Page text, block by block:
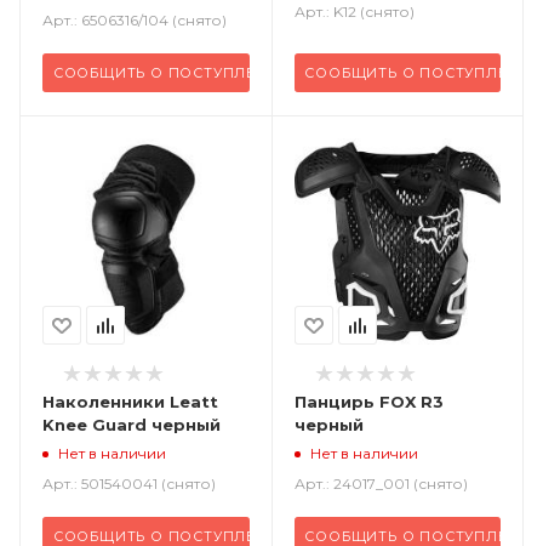
Арт.: 6506316/104 (снято)
СООБЩИТЬ О ПОСТУПЛЕНИИ
Арт.: K12 (снято)
СООБЩИТЬ О ПОСТУПЛЕНИИ
Наколенники Leatt
Knee Guard черный
Нет в наличии
Арт.: 501540041 (снято)
СООБЩИТЬ О ПОСТУПЛЕНИИ
Панцирь FOX R3
черный
Нет в наличии
Арт.: 24017_001 (снято)
СООБЩИТЬ О ПОСТУПЛЕНИИ